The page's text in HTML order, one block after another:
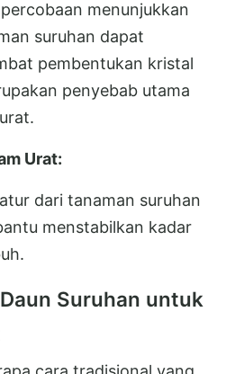
menunjukkan
suruhan dapat
pembentukan kristal
penyebab utama
Urat:
dari tanaman suruhan
menstabilkan kadar
Suruhan untuk